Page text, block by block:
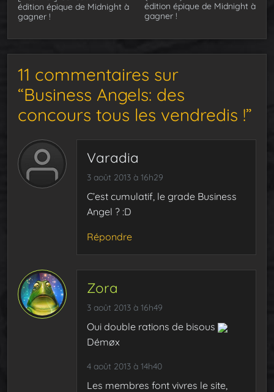
édition épique de Midnight à
gagner !
édition épique de Midnight à
gagner !
11 commentaires sur
“Business Angels: des
concours tous les vendredis !”
Varadia
3 août 2013 à 16h29
C’est cumulatif, le grade Business
Angel ? :D
Répondre
Zora
3 août 2013 à 16h49
Oui double rations de bisous
Démøx
4 août 2013 à 14h40
Les membres font vivres le site,